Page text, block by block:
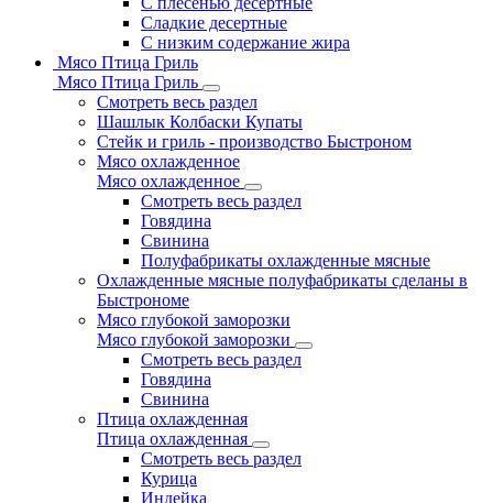
Сладкие десертные
С низким содержание жира
Мясо Птица Гриль
Мясо Птица Гриль
Смотреть весь раздел
Шашлык Колбаски Купаты
Стейк и гриль - производство Быстроном
Мясо охлажденное
Мясо охлажденное
Смотреть весь раздел
Говядина
Свинина
Полуфабрикаты охлажденные мясные
Охлажденные мясные полуфабрикаты сделаны в
Быстрономе
Мясо глубокой заморозки
Мясо глубокой заморозки
Смотреть весь раздел
Говядина
Свинина
Птица охлажденная
Птица охлажденная
Смотреть весь раздел
Курица
Индейка